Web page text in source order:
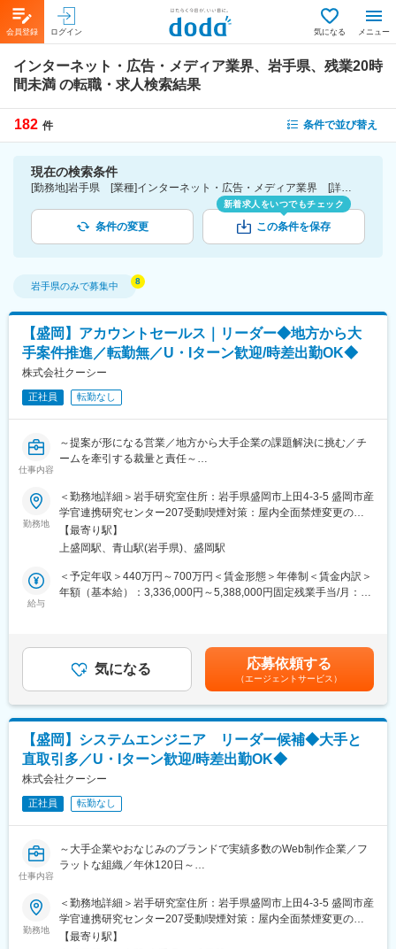
会員登録 ログイン 気になる メニュー
インターネット・広告・メディア業界、岩手県、残業20時
間未満 の転職・求人検索結果
182 件 条件で並び替え
現在の検索条件
[勤務地]岩手県 [業種]インターネット・広告・メディア業界 [詳細条件](休日・働き方)残業20時間未満
条件の変更
新着求人をいつでもチェック
この条件を保存
岩手県のみで募集中
【盛岡】アカウントセールス｜リーダー◆地方から大
手案件推進／転勤無／U・Iターン歓迎/時差出勤OK◆
株式会社クーシー
正社員 転勤なし
仕事内容
～提案が形になる営業／地方から大手企業の課題解決に挑む／チ
ームを牽引する裁量と責任～
『スタディサプリ』『ラクスル』『freee』『パーソルホールディ
ングス』など、大手企業のWeb制作を手がける当社にて、インバ
ウンド中心の案件に対し、企画・提案からクロージングまで一貫
してご担当いただきます。
本ポジションでは、岩手研究室の組織運営にも積極的に関与し、
チームを牽引していただくことを期待しています。営業としての
■業務詳細：
◇新規クライアントへの企画・提案、開拓
◇クライアントとの継続的なリレーション構築
◇プロジェクト全体の見積もり作成と提案
■このポジションの特徴：
営業職でありながら、制作進行や改善提案まで関与できる“プロデ
ューサー型”のポジションです。社内のデザイナー・エンジニアと
連携しながら、自分の提案が実際のWebサイトとして形になる過
程を体感できます。
提案内容はテンプレートではなく、UI/UX設計、SEO対策、シス
テム開発、ブランディングなど、幅広いソリューションを自由に
な提案を構築できる創造性の高い仕事です。
岩手研究室では、東京本社と連携しながら、地方にいながら全国
勤務地
＜勤務地詳細＞岩手研究室住所：岩手県盛岡市上田4-3-5 盛岡市産
学官連携研究センター207受動喫煙対策：屋内全面禁煙変更の範
囲：会社の定める範囲（双方合意のうえ他拠点へ異動の可能性が
ございますが、基本的にはありません）
【最寄り駅】
上盛岡駅、青山駅(岩手県)、盛岡駅
給与
＜予定年収＞440万円～700万円＜賃金形態＞年俸制＜賃金内訳＞
年額（基本給）：3,336,000円～5,388,000円固定残業手当/月：
給与補足＞■昇給：年2回（4月・10月）■賞与：実績賞与（9月／
業績による）※別途皆勤手当1万円／月の支給あり賃金はあくまで
も目安の金額であり、選考を通じて上下する可能性があります。
月給(月額)は固定手当を含めた表記です。
気になる 応募依頼する
（エージェントサービス）
【盛岡】システムエンジニア リーダー候補◆大手と
直取引多／U・Iターン歓迎/時差出勤OK◆
株式会社クーシー
正社員 転勤なし
仕事内容
～大手企業やおなじみのブランドで実績多数のWeb制作企業／フ
ラットな組織／年休120日～
■業務内容：
『スタディサプリ』や『ラクスル』等のWebサービスの立ち上げ
や、『パーソルホールディングス』『freee』等の大手企業むけの
Web制作実績も多数あり、顧客との直接取引も多い当社において
勤務地
＜勤務地詳細＞岩手研究室住所：岩手県盛岡市上田4-3-5 盛岡市産
学官連携研究センター207受動喫煙対策：屋内全面禁煙変更の範
囲：会社の定める範囲（双方合意のうえ他拠点へ異動の可能性が
【最寄り駅】